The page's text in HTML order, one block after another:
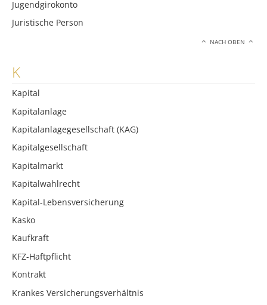
Jugendgirokonto
Juristische Person
NACH OBEN
K
Kapital
Kapitalanlage
Kapitalanlagegesellschaft (KAG)
Kapitalgesellschaft
Kapitalmarkt
Kapitalwahlrecht
Kapital-Lebensversicherung
Kasko
Kaufkraft
KFZ-Haftpflicht
Kontrakt
Krankes Versicherungsverhältnis